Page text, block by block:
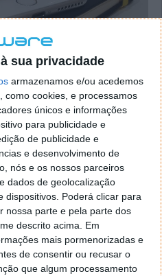
sua privacidade
armazenamos e/ou acedemos
como cookies, e processamos
únicos e informações
para publicidade e
de publicidade e
e desenvolvimento de
nós e os nossos parceiros
dados de geolocalização
dispositivos. Poderá clicar para
nossa parte e pela parte dos
descrito acima. Em
mais pormenorizadas e
de consentir ou recusar o
que algum processamento
em 2015
1 COMENTÁRIO
que vai evoluindo
que passa, como os
outablets, também
ênfase neste ano que